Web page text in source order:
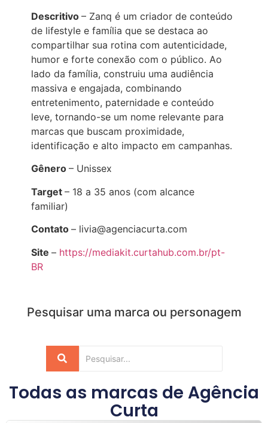
Descritivo– Zanq é um criador de conteúdo
de lifestyle e família que se destaca ao
compartilhar sua rotina com autenticidade,
humor e forte conexão com o público. Ao
lado da família, construiu uma audiência
massiva e engajada, combinando
entretenimento, paternidade e conteúdo
leve, tornando-se um nome relevante para
marcas que buscam proximidade,
identificação e alto impacto em campanhas.
Gênero– Unissex
Target– 18 a 35 anos (com alcance
familiar)
Contato– livia@agenciacurta.com
Site– https://mediakit.curtahub.com.br/pt-
BR
Pesquisar uma marca ou personagem
Todas as marcas de Agência
Curta